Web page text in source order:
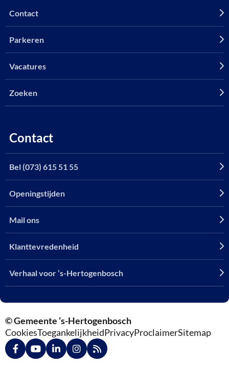
Contact
Parkeren
Vacatures
Zoeken
Contact
Bel (073) 615 51 55
Openingstijden
Mail ons
Klanttevredenheid
Verhaal voor ’s-Hertogenbosch
© Gemeente ’s-Hertogenbosch
CookiesToegankelijkheidPrivacyProclaimerSitemap
Ga
Ga
Ga
Ga
Ga